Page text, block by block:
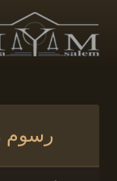
رسوم